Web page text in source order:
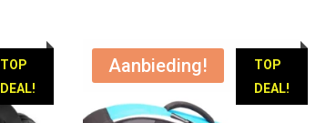
TOP
DEAL!
TOP
DEAL!
Aanbieding!